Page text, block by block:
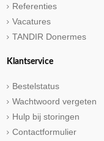
Referenties
Vacatures
TANDIR Donermes
Klantservice
Bestelstatus
Wachtwoord vergeten
Hulp bij storingen
Contactformulier